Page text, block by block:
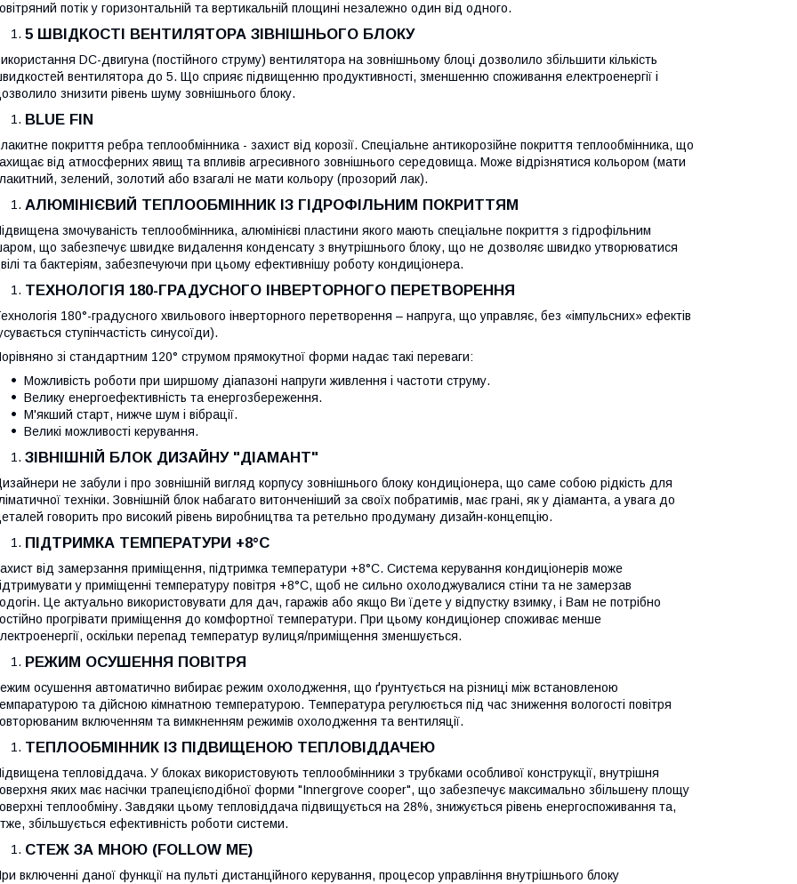
потік у горизонтальній та вертикальній площині незалежно один від одного.
5 ШВІДКОСТІ ВЕНТИЛЯТОРА ЗІВНІШНЬОГО БЛОКУ
DC-двигуна (постійного струму) вентилятора на зовнішньому блоці дозволило збільшити кількість
вентилятора до 5. Що сприяє підвищенню продуктивності, зменшенню споживання електроенергії і
знизити рівень шуму зовнішнього блоку.
BLUE FIN
покриття ребра теплообмінника - захист від корозії. Спеціальне антикорозійне покриття теплообмінника, що
від атмосферних явищ та впливів агресивного зовнішнього середовища. Може відрізнятися кольором (мати
зелений, золотий або взагалі не мати кольору (прозорий лак).
АЛЮМІНІЄВИЙ ТЕПЛООБМІННИК ІЗ ГІДРОФІЛЬНИМ ПОКРИТТЯМ
змочуваність теплообмінника, алюмінієві пластини якого мають спеціальне покриття з гідрофільним
що забезпечує швидке видалення конденсату з внутрішнього блоку, що не дозволяє швидко утворюватися
та бактеріям, забезпечуючи при цьому ефективнішу роботу кондиціонера.
ТЕХНОЛОГІЯ 180-ГРАДУСНОГО ІНВЕРТОРНОГО ПЕРЕТВОРЕННЯ
180°-градусного хвильового інверторного перетворення – напруга, що управляє, без «імпульсних» ефектів
ступінчастість синусоїди).
зі стандартним 120° струмом прямокутної форми надає такі переваги:
Можливість роботи при ширшому діапазоні напруги живлення і частоти струму.
Велику енергоефективність та енергозбереження.
М'якший старт, нижче шум і вібрації.
Великі можливості керування.
ЗІВНІШНІЙ БЛОК ДИЗАЙНУ "ДІАМАНТ"
не забули і про зовнішній вигляд корпусу зовнішнього блоку кондиціонера, що саме собою рідкість для
техніки. Зовнішній блок набагато витонченіший за своїх побратимів, має грані, як у діаманта, а увага до
говорить про високий рівень виробництва та ретельно продуману дизайн-концепцію.
ПІДТРИМКА ТЕМПЕРАТУРИ +8°С
від замерзання приміщення, підтримка температури +8°С. Система керування кондиціонерів може
у приміщенні температуру повітря +8°С, щоб не сильно охолоджувалися стіни та не замерзав
Це актуально використовувати для дач, гаражів або якщо Ви їдете у відпустку взимку, і Вам не потрібно
прогрівати приміщення до комфортної температури. При цьому кондиціонер споживає менше
оскільки перепад температур вулиця/приміщення зменшується.
РЕЖИМ ОСУШЕННЯ ПОВІТРЯ
осушення автоматично вибирає режим охолодження, що ґрунтується на різниці між встановленою
та дійсною кімнатною температурою. Температура регулюється під час зниження вологості повітря
включенням та вимкненням режимів охолодження та вентиляції.
ТЕПЛООБМІННИК ІЗ ПІДВИЩЕНОЮ ТЕПЛОВІДДАЧЕЮ
тепловіддача. У блоках використовують теплообмінники з трубками особливої конструкції, внутрішня
яких має насічки трапецієподібної форми "Innergrove cooper", що забезпечує максимально збільшену площу
теплообміну. Завдяки цьому тепловіддача підвищується на 28%, знижується рівень енергоспоживання та,
збільшується ефективність роботи системи.
СТЕЖ ЗА МНОЮ (FOLLOW ME)
включенні даної функції на пульті дистанційного керування, процесор управління внутрішнього блоку